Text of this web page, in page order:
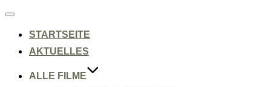
Navigation
STARTSEITE
AKTUELLES
ALLE FILME